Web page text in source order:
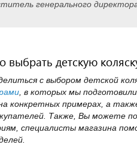
генерального
выбрать детскую
с выбором детской
, в которых мы
конкретных примерах, а
Также, Вы можете
специалисты магазина